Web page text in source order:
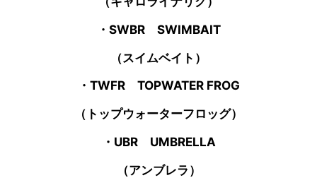
・SWBR SWIMBAIT
（スイムベイト）
・TWFR TOPWATER FROG
（トップウォーターフロッグ）
・UBR UMBRELLA
（アンブレラ）